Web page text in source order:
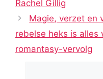
Rachel Gillig
Magie, verzet en
rebelse heks is alles
romantasy-vervolg